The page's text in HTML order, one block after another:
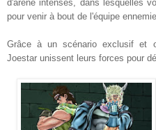
d'arène intenses, dans lesquelles
pour venir à bout de l'équipe ennemie.
Grâce à un scénario exclusif et
Joestar unissent leurs forces pour